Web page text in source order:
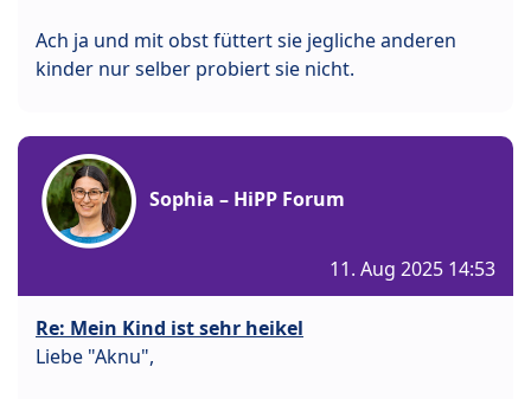
Ach ja und mit obst füttert sie jegliche anderen
kinder nur selber probiert sie nicht.
Sophia – HiPP Forum
11. Aug 2025 14:53
Re: Mein Kind ist sehr heikel
Liebe "Aknu",